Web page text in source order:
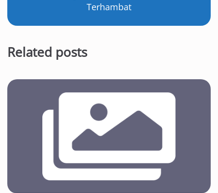
Terhambat
Related posts